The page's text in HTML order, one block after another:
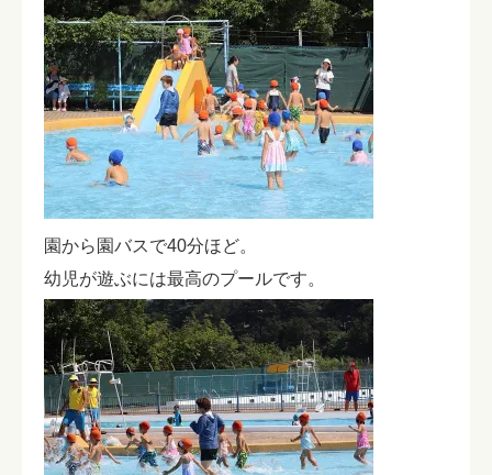
園から園バスで40分ほど。
幼児が遊ぶには最高のプールです。